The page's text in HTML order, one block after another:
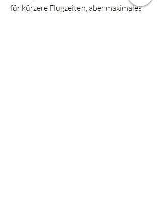
für kürzere Flugzeiten, aber maximales